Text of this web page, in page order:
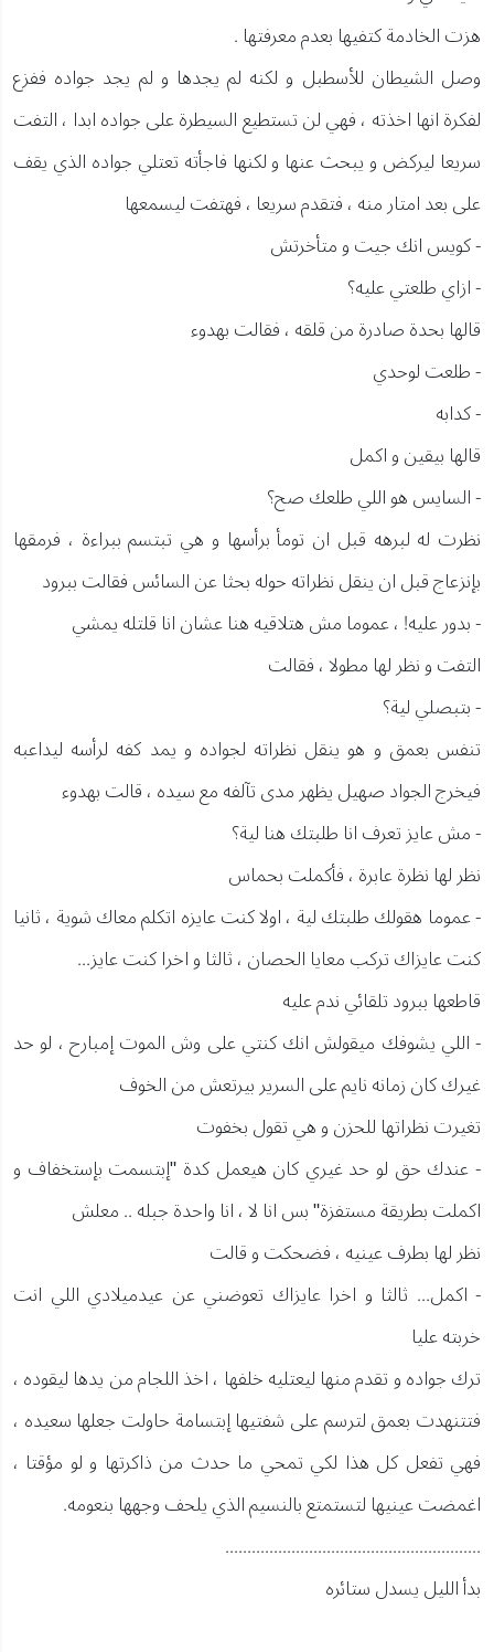
هزت الخادمة كتفيها بعدم معرفتها .
وصل الشيطان للأسطبل و لكنه لم يجدها و لم يجد جواده ففزع
لفكرة انها اخذته ، فهي لن تستطيع السيطرة على جواده ابدا ، التفت
سريعا ليركض و يبحث عنها و لكنها فاجأته تعتلي جواده الذي يقف
على بعد امتار منه ، فتقدم سريعا ، فهتفت ليسمعها
- كويس انك جيت و متأخرتش
- ازاي طلعتي عليه؟
قالها بحدة صادرة من قلقه ، فقالت بهدوء
- طلعت لوحدي
- كدابه
قالها بيقين و اكمل
- السايس هو اللي طلعك صح؟
نظرت له لبرهه قبل ان تومأ برأسها و هي تبتسم ببراءة ، فرمقها
بإنزعاج قبل ان ينقل نظراته حوله بحثا عن السائس فقالت ببرود
- بدور عليه! ، عموما مش هتلاقيه هنا عشان انا قلتله يمشي
التفت و نظر لها مطولا ، فقالت
- بتبصلي لية؟
تنفس بعمق و هو ينقل نظراته لجواده و يمد كفه لرأسه ليداعبه
فيخرج الجواد صهيل يظهر مدى تآلفه مع سيده ، قالت بهدوء
- مش عايز تعرف انا طلبتك هنا لية؟
نظر لها نظرة عابرة ، فأكملت بحماس
- عموما هقولك طلبتك لية ، اولا كنت عايزه اتكلم معاك شوية ، ثانيا
كنت عايزاك تركب معايا الحصان ، ثالثا و اخرا كنت عايز...
قاطعها ببرود تلقائي ندم عليه
- اللي يشوفك ميقولش انك كنتي على وش الموت إمبارح ، لو حد
غيرك كان زمانه نايم على السرير بيرتعش من الخوف
تغيرت نظراتها للحزن و هي تقول بخفوت
- عندك حق لو حد غيري كان هيعمل كدة "إبتسمت بإستخفاف و
اكملت بطريقة مستفزة" بس انا لا ، انا واحدة جبله .. معلش
نظر لها بطرف عينيه ، فضحكت و قالت
- اكمل... ثالثا و اخرا عايزاك تعوضني عن عيدميلادي اللي انت
خربته عليا
ترك جواده و تقدم منها ليعتليه خلفها ، اخذ اللجام من يدها ليقوده ،
فتتنهدت بعمق لترسم على شفتيها إبتسامة حاولت جعلها سعيده ،
فهي تفعل كل هذا لكي تمحي ما حدث من ذاكرتها و لو مؤقتا ،
اغمضت عينيها لتستمتع بالنسيم الذي يلحف وجهها بنعومه.
..........................................................
بدأ الليل يسدل ستائره